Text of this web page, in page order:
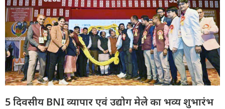
5 दिवसीय BNI व्यापार एवं उद्योग मेले का भव्य शुभारंभ